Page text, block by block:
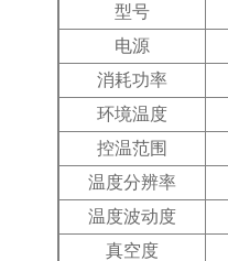
型号
电源
消耗功率
环境温度
控温范围
温度分辨率
温度波动度
真空度